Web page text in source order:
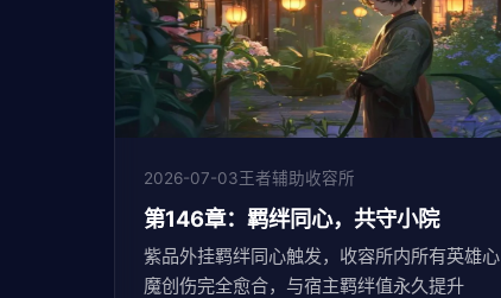
2026-07-03王者辅助收容所
第146章：羁绊同心，共守小院
紫品外挂羁绊同心触发，收容所内所有英雄心
魔创伤完全愈合，与宿主羁绊值永久提升